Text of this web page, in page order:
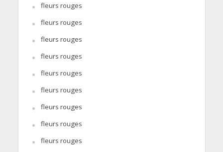
fleurs rouges
fleurs rouges
fleurs rouges
fleurs rouges
fleurs rouges
fleurs rouges
fleurs rouges
fleurs rouges
fleurs rouges